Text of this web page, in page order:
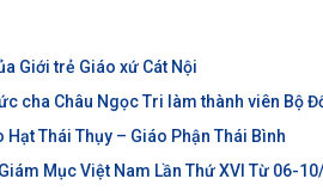
Giới trẻ Giáo xứ Cát Nội
cha Châu Ngọc Tri làm thành viên Bộ
Thái Thụy – Giáo Phận Thái Bình
Mục Việt Nam Lần Thứ XVI Từ 06-